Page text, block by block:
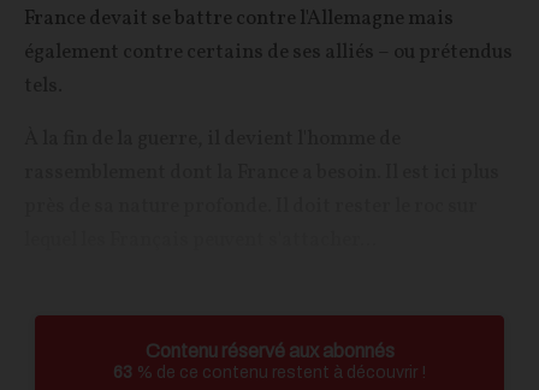
France devait se battre contre l'Allemagne mais
également contre certains de ses alliés – ou prétendus
Contenu réservé aux abonnés
63 % de ce contenu restent à découvrir !